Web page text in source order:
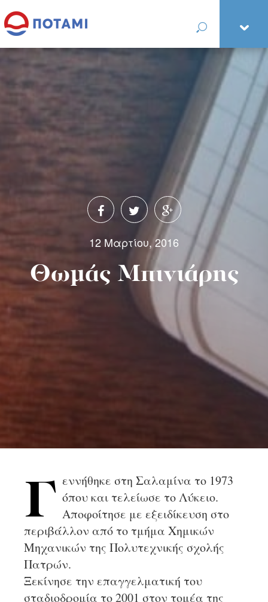
12 Μαρτίου, 2016
Θωμάς Μπινιάρης
Γ εννήθηκε στη Σαλαμίνα το 1973
όπου και τελείωσε το Λύκειο.
Αποφοίτησε με εξειδίκευση στο
περιβάλλον από το τμήμα Χημικών
Μηχανικών της Πολυτεχνικής σχολής
Πατρών.
Ξεκίνησε την επαγγελματική του
σταδιοδρομία το 2001 στον τομέα της